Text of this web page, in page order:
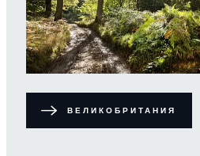
ВЕЛИКОБРИТАНИЯ